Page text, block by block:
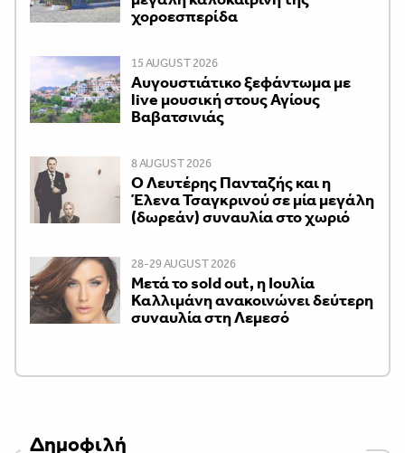
χοροεσπερίδα
15 AUGUST 2026
Αυγουστιάτικο ξεφάντωμα με
live μουσική στους Αγίους
Βαβατσινιάς
8 AUGUST 2026
Ο Λευτέρης Πανταζής και η
Έλενα Τσαγκρινού σε μία μεγάλη
(δωρεάν) συναυλία στο χωριό
28-29 AUGUST 2026
Μετά το sold out, η Ιουλία
Καλλιμάνη ανακοινώνει δεύτερη
συναυλία στη Λεμεσό
Δημοφιλή